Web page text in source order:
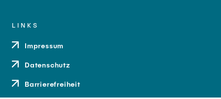
LINKS
Impressum
Datenschutz
Barrierefreiheit